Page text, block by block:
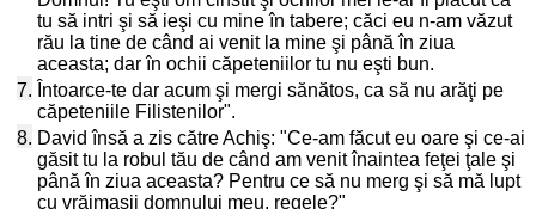
tu să intri şi să ieşi cu mine în tabere; căci eu n-am văzut
rău la tine de când ai venit la mine şi până în ziua
aceasta; dar în ochii căpeteniilor tu nu eşti bun.
7. Întoarce-te dar acum şi mergi sănătos, ca să nu arăţi pe
căpeteniile Filistenilor".
8. David însă a zis către Achiş: "Ce-am făcut eu oare şi ce-ai
găsit tu la robul tău de când am venit înaintea feţei ţale şi
până în ziua aceasta? Pentru ce să nu merg şi să mă lupt
cu vrăjmaşii domnului meu, regele?"